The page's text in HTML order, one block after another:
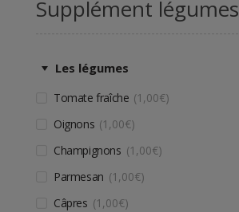
Supplément légumes
Les légumes
Tomate fraîche 1,00€
Oignons
1,00€
Champignons 1,00€
Parmesan 1,00€
Câpres 1,00€